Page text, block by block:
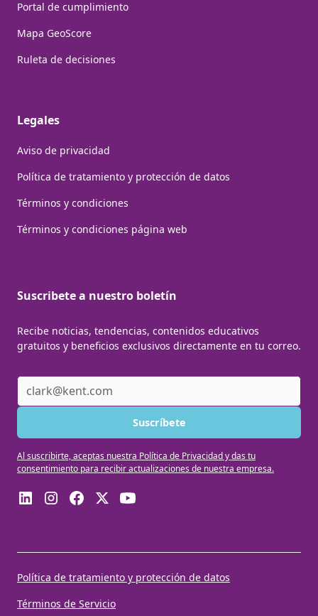
Portal de cumplimiento
Mapa GeoScore
Ruleta de decisiones
Legales
Aviso de privacidad
Política de tratamiento y protección de datos
Términos y condiciones
Términos y condiciones página web
Suscribete a nuestro boletín
Recibe noticias, tendencias, contenidos educativos
gratuitos y beneficios exclusivos directamente en tu correo.
Al suscribirte, aceptas nuestra Política de Privacidad y das tu
consentimiento para recibir actualizaciones de nuestra empresa.
Política de tratamiento y protección de datos
Términos de Servicio